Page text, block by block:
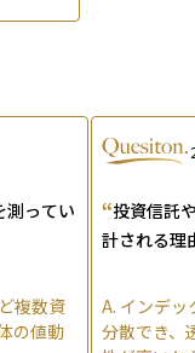
測ってい
複数資
の値動
“投資信託
計される理
A. インデッ
分散でき、